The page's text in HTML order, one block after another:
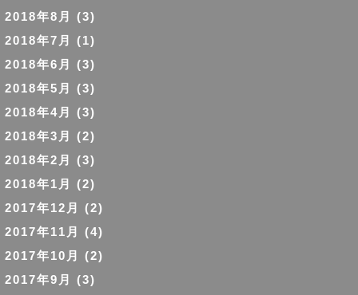
2018年8月
(3)
2018年7月
(1)
2018年6月
(3)
2018年5月
(3)
2018年4月
(3)
2018年3月
(2)
2018年2月
(3)
2018年1月
(2)
2017年12月
(2)
2017年11月
(4)
2017年10月
(2)
2017年9月
(3)